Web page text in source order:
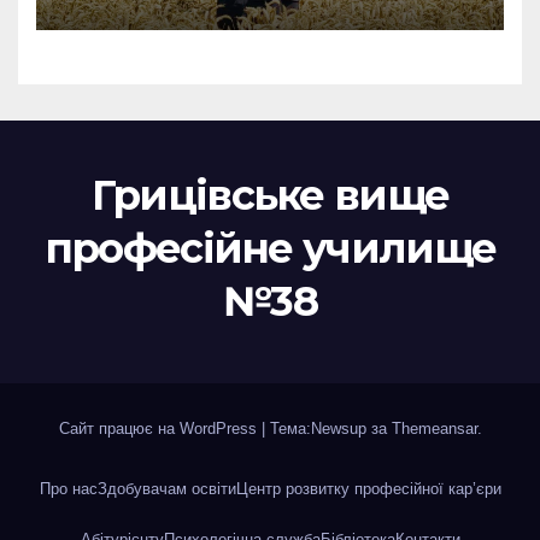
Грицівське вище
професійне училище
№38
Сайт працює на WordPress Тема:Newsup за Themeansar.
Про насЗдобувачам освітиЦентр розвитку професійної кар’єри